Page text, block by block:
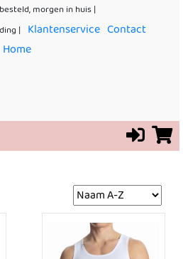
morgen in huis |
| Klantenservice Contact
Home